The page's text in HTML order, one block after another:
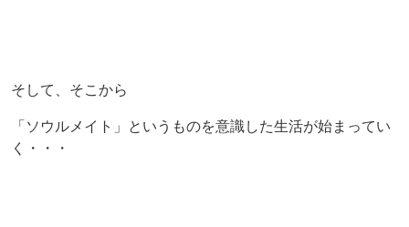
そして、そこから
「ソウルメイト」というものを意識した生活が始まってい
く・・・